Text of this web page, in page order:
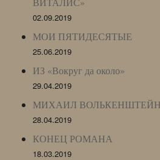
02.09.2019
МОИ ПЯТИДЕСЯТЫЕ
25.06.2019
ИЗ «Вокруг да около»
29.04.2019
МИХАИЛ ВОЛЬКЕНШТЕЙН
28.04.2019
КОНЕЦ РОМАНА
18.03.2019